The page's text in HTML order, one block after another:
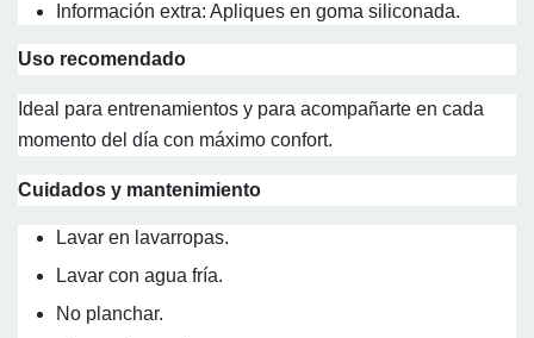
Información extra: Apliques en goma siliconada.
Uso recomendado
Ideal para entrenamientos y para acompañarte en cada
momento del día con máximo confort.
Cuidados y mantenimiento
Lavar en lavarropas.
Lavar con agua fría.
No planchar.